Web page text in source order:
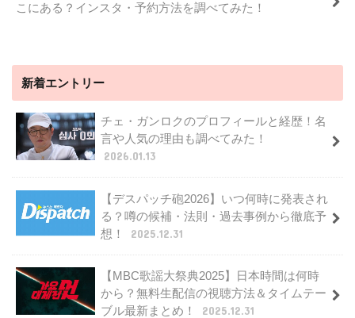
こにある？インスタ・予約方法を調べてみた！
新着エントリー
チェ・ガンロクのプロフィールと経歴！名
言や人気の理由も調べてみた！
2026.01.13
【デスパッチ砲2026】いつ何時に発表され
る？噂の候補・法則・過去事例から徹底予
想！
2025.12.31
【MBC歌謡大祭典2025】日本時間は何時
から？無料生配信の視聴方法＆タイムテー
ブル最新まとめ！
2025.12.31